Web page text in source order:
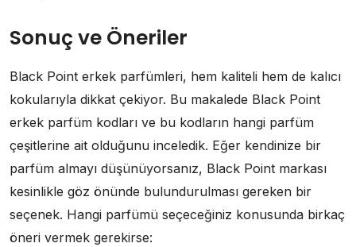
Sonuç ve Öneriler
Black Point erkek parfümleri, hem kaliteli hem de kalıcı
kokularıyla dikkat çekiyor. Bu makalede Black Point
erkek parfüm kodları ve bu kodların hangi parfüm
çeşitlerine ait olduğunu inceledik. Eğer kendinize bir
parfüm almayı düşünüyorsanız, Black Point markası
kesinlikle göz önünde bulundurulması gereken bir
seçenek. Hangi parfümü seçeceğiniz konusunda birkaç
öneri vermek gerekirse: